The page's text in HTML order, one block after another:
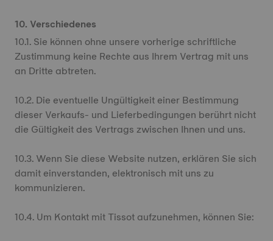
10. Verschiedenes
10.1. Sie können ohne unsere vorherige schriftliche
Zustimmung keine Rechte aus Ihrem Vertrag mit uns
an Dritte abtreten.
10.2. Die eventuelle Ungültigkeit einer Bestimmung
dieser Verkaufs- und Lieferbedingungen berührt nicht
die Gültigkeit des Vertrags zwischen Ihnen und uns.
10.3. Wenn Sie diese Website nutzen, erklären Sie sich
damit einverstanden, elektronisch mit uns zu
kommunizieren.
10.4. Um Kontakt mit Tissot aufzunehmen, können Sie: